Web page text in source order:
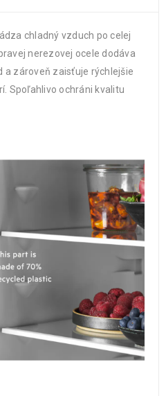
chladný vzduch po celej
nerezovej ocele dodáva
a zároveň zaisťuje rýchlejšie
Spoľahlivo ochráni kvalitu